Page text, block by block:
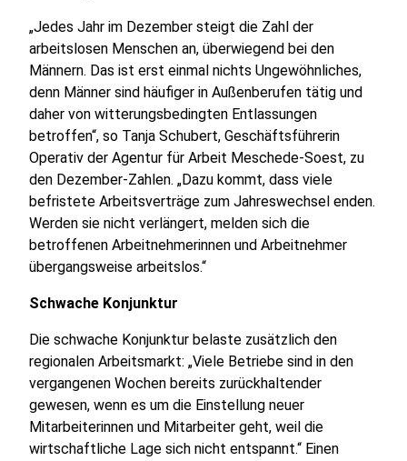
„Jedes Jahr im Dezember steigt die Zahl der
arbeitslosen Menschen an, überwiegend bei den
Männern. Das ist erst einmal nichts Ungewöhnliches,
denn Männer sind häufiger in Außenberufen tätig und
daher von witterungsbedingten Entlassungen
betroffen“, so Tanja Schubert, Geschäftsführerin
Operativ der Agentur für Arbeit Meschede-Soest, zu
den Dezember-Zahlen. „Dazu kommt, dass viele
befristete Arbeitsverträge zum Jahreswechsel enden.
Werden sie nicht verlängert, melden sich die
betroffenen Arbeitnehmerinnen und Arbeitnehmer
übergangsweise arbeitslos.“
Schwache Konjunktur
Die schwache Konjunktur belaste zusätzlich den
regionalen Arbeitsmarkt: „Viele Betriebe sind in den
vergangenen Wochen bereits zurückhaltender
gewesen, wenn es um die Einstellung neuer
Mitarbeiterinnen und Mitarbeiter geht, weil die
wirtschaftliche Lage sich nicht entspannt.“ Einen